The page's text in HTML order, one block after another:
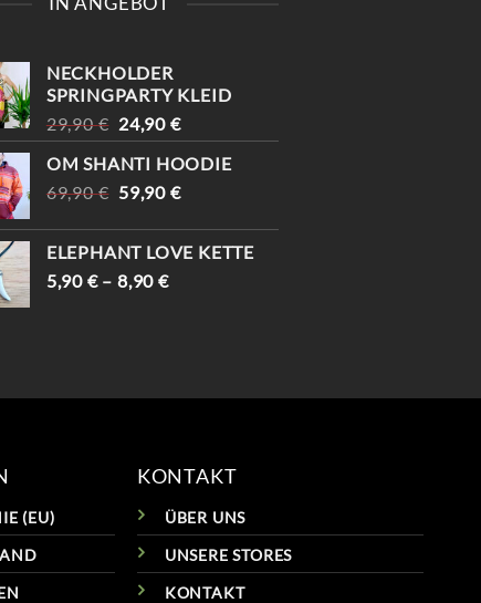
GIBT’S GERADE IM
NECKHOLDER
SPRINGPARTY KLEID
29,90€ URSPRÜNGLICHER
PREIS
WAR:
29,90 €
24,90 €AKTUELLER
PREIS
IST:
24,90 €.
OM SHANTI HOODIE
69,90€ URSPRÜNGLICHER
WAR:
69,90 €
59,90 €AKTUELLER
IST:
59,90 €.
ELEPHANT LOVE KETTE
5,90 €–8,90€
(EU)
KONTAKT
ÜBER UNS
UNSERE STORES
KONTAKT